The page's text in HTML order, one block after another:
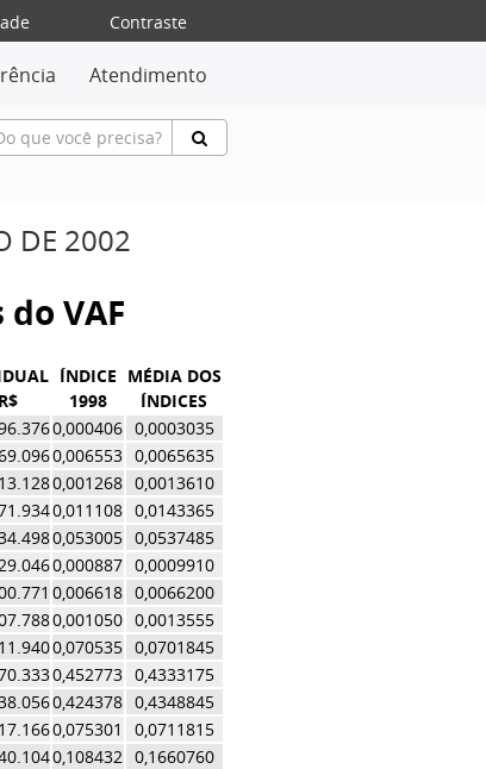
Contraste
Atendimento
DE 2002
VAF
ÍNDICE
1998
MÉDIA DOS
ÍNDICES
0,000406 0,0003035
0,006553 0,0065635
0,001268 0,0013610
0,011108 0,0143365
0,053005 0,0537485
0,000887 0,0009910
0,006618 0,0066200
0,001050 0,0013555
0,070535 0,0701845
0,452773 0,4333175
0,424378 0,4348845
0,075301
0,0711815
0,108432 0,1660760